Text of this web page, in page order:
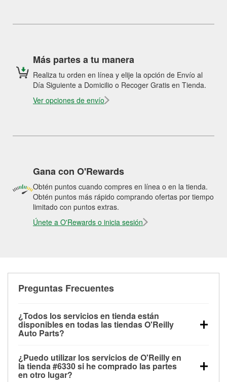
Más partes a tu manera
Realiza tu orden en línea y elije la opción de Envío al
Día Siguiente a Domicilio o Recoger Gratis en Tienda.
Ver opciones de envío
Gana con O'Rewards
Obtén puntos cuando compres en línea o en la tienda.
Obtén puntos más rápido comprando ofertas por tiempo
limitado con puntos extras.
Únete a O'Rewards o inicia sesión
Preguntas Frecuentes
¿Todos los servicios en tienda están
disponibles en todas las tiendas O'Reilly
Auto Parts?
las pruebas de batería, pruebas de alternador y
motor de arranque, revisión de la luz “Check Engine”
¿Puedo utilizar los servicios de O'Reilly en
la tienda #6330 si he comprado las partes
en otro lugar?